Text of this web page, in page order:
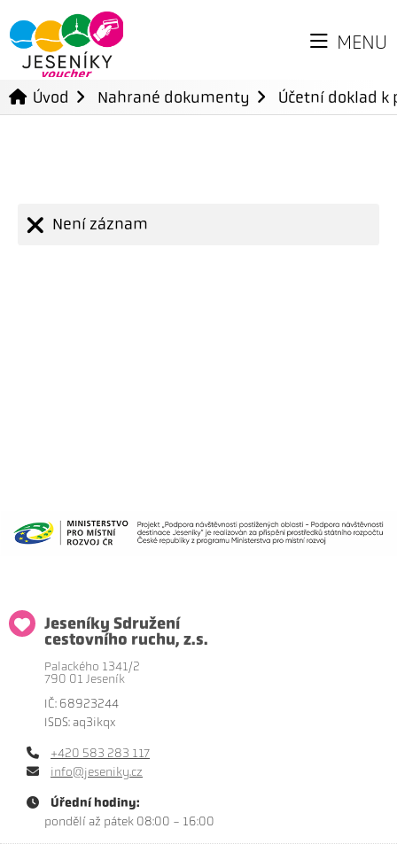
MENU
Úvod Nahrané dokumenty Účetní doklad
Není záznam
Jeseníky Sdružení
cestovního ruchu, z.s.
Palackého 1341/2
790 01 Jeseník
IČ: 68923244
ISDS: aq3ikqx
+420 583 283 117
info@jeseniky.cz
Úřední hodiny:
pondělí až pátek 08:00 - 16:00